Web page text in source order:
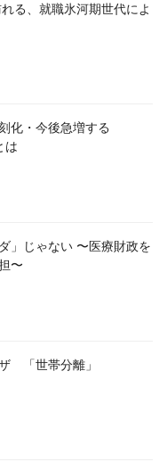
る、就職氷河期世代によ
化・今後急増する
は
」じゃない 〜医療財政を
〜
「世帯分離」